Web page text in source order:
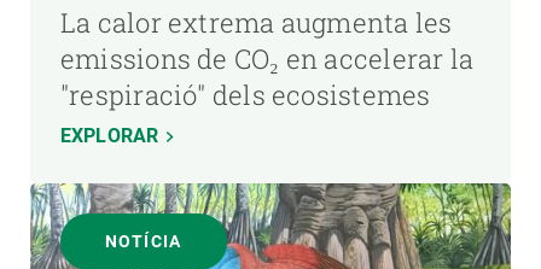
La calor extrema augmenta les
emissions de CO₂ en accelerar la
"respiració" dels ecosistemes
EXPLORAR
NOTÍCIA